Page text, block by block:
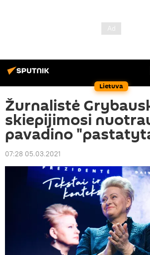
Lietuva
Žurnalistė
skiepijimosi
pavadino
07:28 05.03.2021